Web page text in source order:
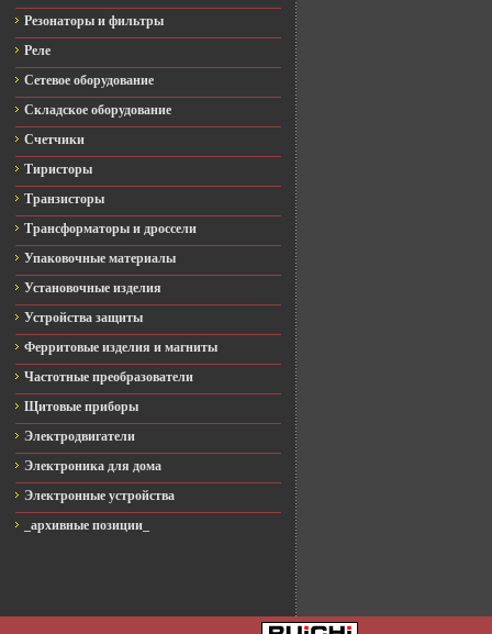
Резонаторы и фильтры
Реле
Сетевое оборудование
Складское оборудование
Счетчики
Тиристоры
Транзисторы
Трансформаторы и дроссели
Упаковочные материалы
Установочные изделия
Устройства защиты
Ферритовые изделия и магниты
Частотные преобразователи
Щитовые приборы
Электродвигатели
Электроника для дома
Электронные устройства
_архивные позиции_